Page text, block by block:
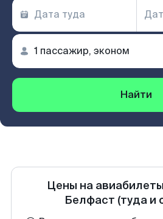
Найти
Цены на авиабилеты
Белфаст (туда и